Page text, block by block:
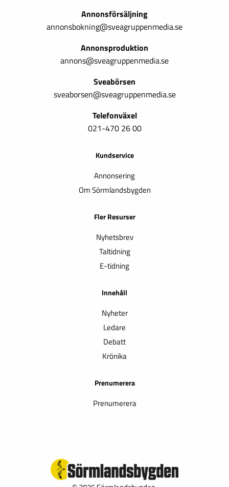
Annonsförsäljning
annonsbokning@sveagruppenmedia.se
Annonsproduktion
annons@sveagruppenmedia.se
Sveabörsen
sveaborsen@sveagruppenmedia.se
Telefonväxel
021-470 26 00
Kundservice
Annonsering
Om Sörmlandsbygden
Fler Resurser
Nyhetsbrev
Taltidning
E-tidning
Innehåll
Nyheter
Ledare
Debatt
Krönika
Prenumerera
Prenumerera